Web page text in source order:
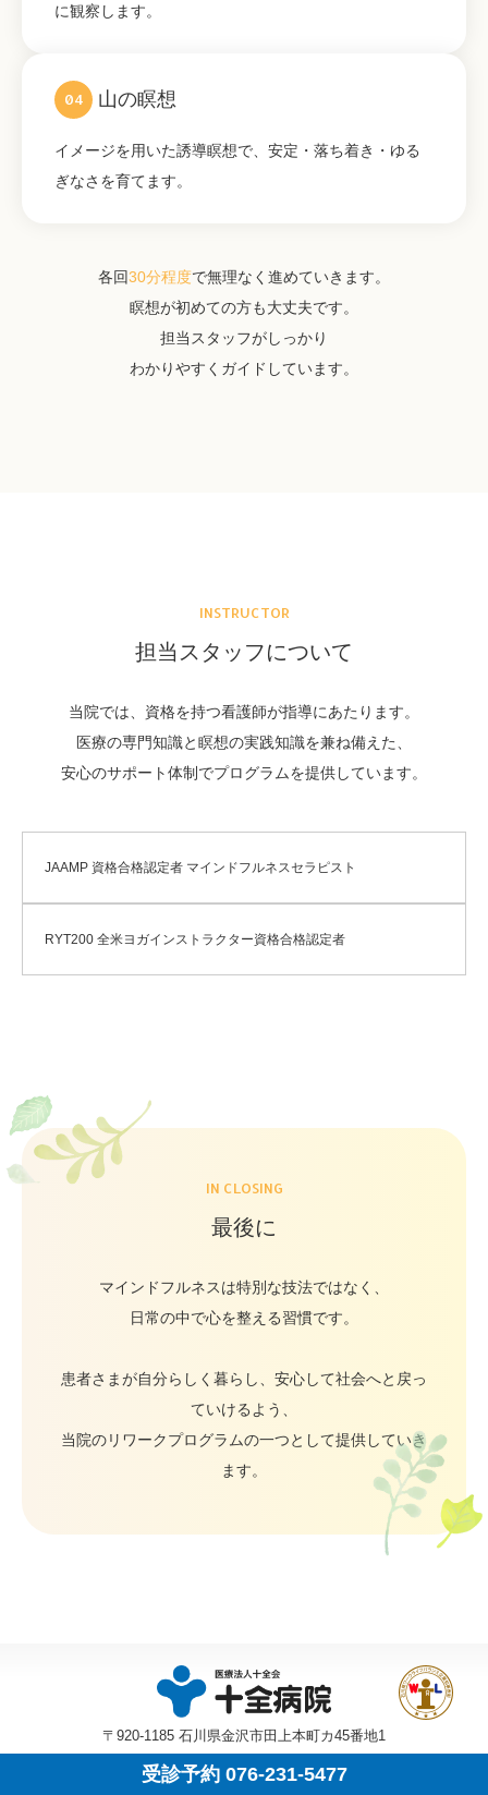
に観察します。
04 山の瞑想
イメージを用いた誘導瞑想で、安定・落ち着き・ゆる
ぎなさを育てます。
各回30分程度で無理なく進めていきます。
瞑想が初めての方も大丈夫です。
担当スタッフがしっかり
わかりやすくガイドしています。
INSTRUCTOR
担当スタッフについて
当院では、資格を持つ看護師が指導にあたります。
医療の専門知識と瞑想の実践知識を兼ね備えた、
安心のサポート体制でプログラムを提供しています。
JAAMP 資格合格認定者 マインドフルネスセラピスト
RYT200 全米ヨガインストラクター資格合格認定者
IN CLOSING
最後に
マインドフルネスは特別な技法ではなく、
日常の中で心を整える習慣です。
患者さまが自分らしく暮らし、安心して社会へと戻っ
ていけるよう、
当院のリワークプログラムの一つとして提供していき
ます。
〒920-1185 石川県金沢市田上本町カ45番地1
受診予約 076-231-5477